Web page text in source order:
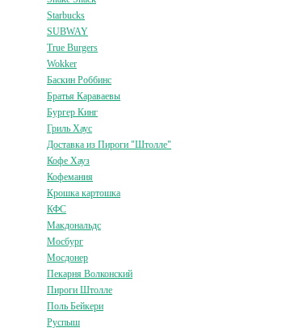
Starbucks
SUBWAY
True Burgers
Wokker
Баскин Роббинс
Братья Караваевы
Бургер Кинг
Гриль Хаус
Доставка из Пироги "Штолле"
Кофе Хауз
Кофемания
Крошка картошка
КФС
Макдональдс
Мосбург
Мосдонер
Пекарня Волконский
Пироги Штолле
Поль Бейкери
Руспыш